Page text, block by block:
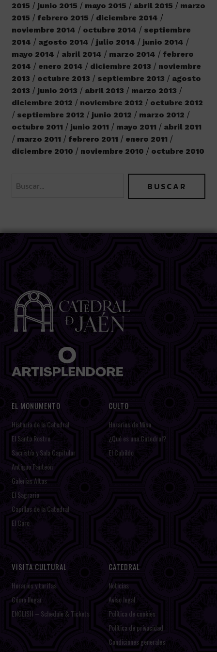
2015
junio 2015 mayo 2015 abril 2015
marzo
2015
febrero 2015
diciembre 2014
noviembre 2014
octubre 2014
septiembre
2014
agosto 2014 julio 2014
junio 2014
mayo 2014
abril 2014 marzo 2014
febrero
2014
enero 2014 diciembre 2013
noviembre
2013
octubre 2013 septiembre 2013
agosto
2013
junio 2013 abril 2013
marzo 2013
diciembre 2012
noviembre 2012
octubre 2012
septiembre 2012
junio 2012
marzo 2012
octubre 2011
junio 2011 mayo 2011
abril 2011
marzo 2011
febrero 2011
enero 2011
diciembre 2010
noviembre 2010 octubre 2010
EL MONUMENTO
Historia de la Catedral
El Santo Rostro
Sacristía y Sala Capitular
Antiguo Panteón
Galerías Altas
El Sagrario
Capillas de la Catedral
El Coro
CULTO
Horarios de Misa
¿Qué es una Catedral?
El Cabildo
VISITA CULTURAL
Horarios y tarifas
Cómo llegar
ENGLISH – Schedule & Tickets
CATEDRAL
Noticias
Aviso legal
Política de cookies
Política de privacidad
Condiciones generales